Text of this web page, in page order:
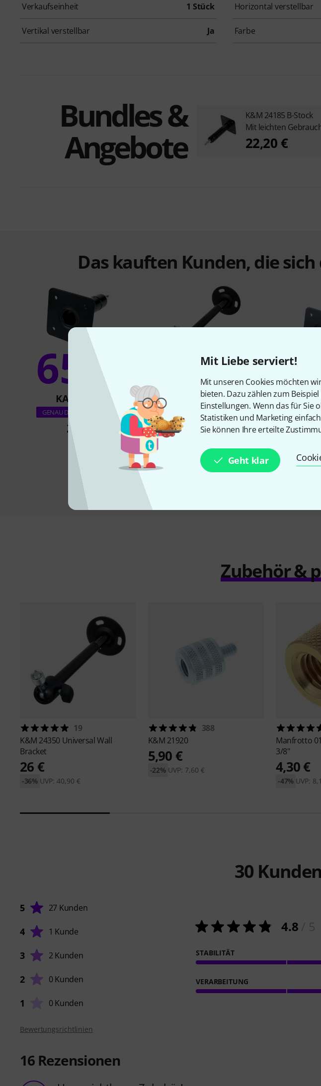
Mit Liebe serviert!
Mit unseren Cookies möchten
bieten. Dazu zählen zum
Einstellungen. Wenn das für Sie
Statistiken und Marketing
Sie können Ihre erteilte
Geht klar
Verkaufseinheit 1 Stück Horizontal verstellbar
Vertikal verstellbar Ja Farbe
Bundles &
Angebote
K&M 24185 B-Stock
Mit leichten
22,20 €
Das kauften Kunden, die
65%
KAUFTEN
GENAU DIESES PRODUKT
27 €
12%
KAUFTEN
K&M 24350 Universal Wall
Bracket
K&M
Zubehör &
19
K&M 24350 Universal Wall
Bracket
26 €
UVP: 40,90 €
-36%
388
K&M 21920
5,90 €
UVP: 7,60 €
-22%
Manfrotto
3/8"
4,30 €
UVP:
-47%
30
5 27 Kunden
4 1 Kunde
3 2 Kunden
2 0 Kunden
1 0 Kunden
4.8
STABILITÄT
VERARBEITUNG
Bewertungsrichtlinien
16 Rezensionen